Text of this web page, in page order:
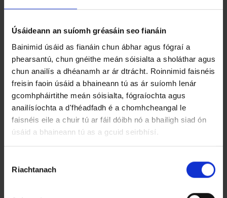
Úsáideann an suíomh gréasáin seo fianáin
Bainimid úsáid as fianáin chun ábhar agus fógraí a
phearsantú, chun gnéithe meán sóisialta a sholáthar agus
chun anailís a dhéanamh ar ár dtrácht. Roinnimid faisnéis
freisin faoin úsáid a bhaineann tú as ár suíomh lenár
gcomhpháirtithe meán sóisialta, fógraíochta agus
anailísíochta a d'fhéadfadh é a chomhcheangal le
faisnéis eile a chuir tú ar fáil dóibh nó a bhailigh siad ón
úsáid a bhaineann tú as a gcuid seirbhísí.
Riachtanach
Léiriúcháin Spéis – Ionad Tacaíochta
Pobail